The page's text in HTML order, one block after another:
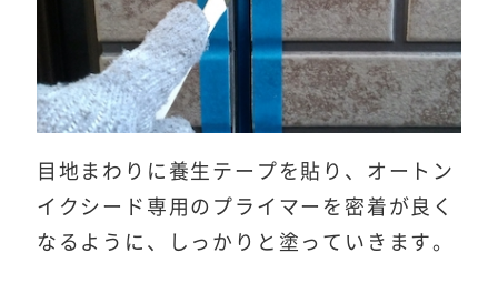
目地まわりに養生テープを貼り、オートン
イクシード専用のプライマーを密着が良く
なるように、しっかりと塗っていきます。